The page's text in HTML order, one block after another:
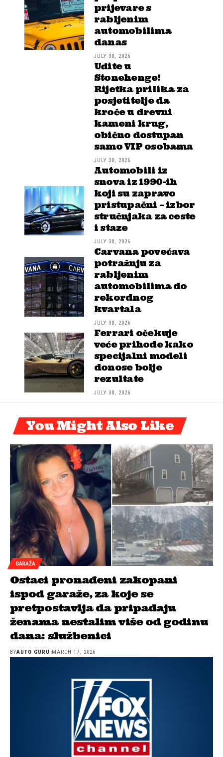
prijevare s
rabljenim
automobilima
danas
JULY 30, 2026
Uđite u
Stonehenge!
Rijetka prilika za
posjetitelje da
kroče u drevni
kameni krug,
obično dostupan
samo VIP osobama
JULY 30, 2026
Automobili iz
snova iz 1990-ih
koji su zapravo
pristupačni – izbor
stručnjaka za ceste
i staze
JULY 30, 2026
Carvana povećava
potražnju za
rabljenim
automobilima do
rekordnog
kvartala
JULY 30, 2026
Ferrari očekuje
veće prihode kako
specijalni modeli
donose bolje
rezultate
JULY 30, 2026
You Might Also Like
GARAŽA
Ostaci pronađeni zakopani
ispod garaže, za koje se
pretpostavlja da pripadaju
ženama nestalim više od godinu
dana: službenici
BYAUTO GURU MARCH 17, 2026